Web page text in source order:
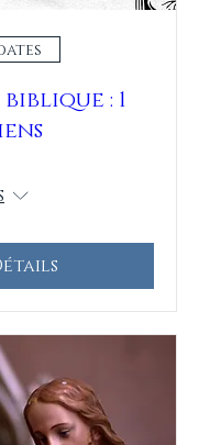
: 1